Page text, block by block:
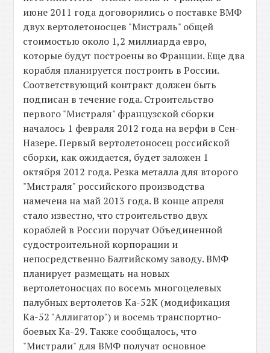
июне 2011 года договорились о поставке ВМФ
двух вертолетоносцев "Мистраль" общей
стоимостью около 1,2 миллиарда евро,
которые будут построены во Франции. Еще два
корабля планируется построить в России.
Соответствующий контракт должен быть
подписан в течение года. Строительство
первого "Мистраля" французской сборки
началось 1 февраля 2012 года на верфи в Сен-
Назере. Первый вертолетоносец российской
сборки, как ожидается, будет заложен 1
октября 2012 года. Резка металла для второго
"Мистраля" российского производства
намечена на май 2013 года. В конце апреля
стало известно, что строительство двух
кораблей в России поручат Объединенной
судостроительной корпорации и
непосредственно Балтийскому заводу. ВМФ
планирует размещать на новых
вертолетоносцах по восемь многоцелевых
палубных вертолетов Ка-52К (модификация
Ка-52 "Аллигатор") и восемь транспортно-
боевых Ка-29. Также сообщалось, что
"Мистрали" для ВМФ получат основное